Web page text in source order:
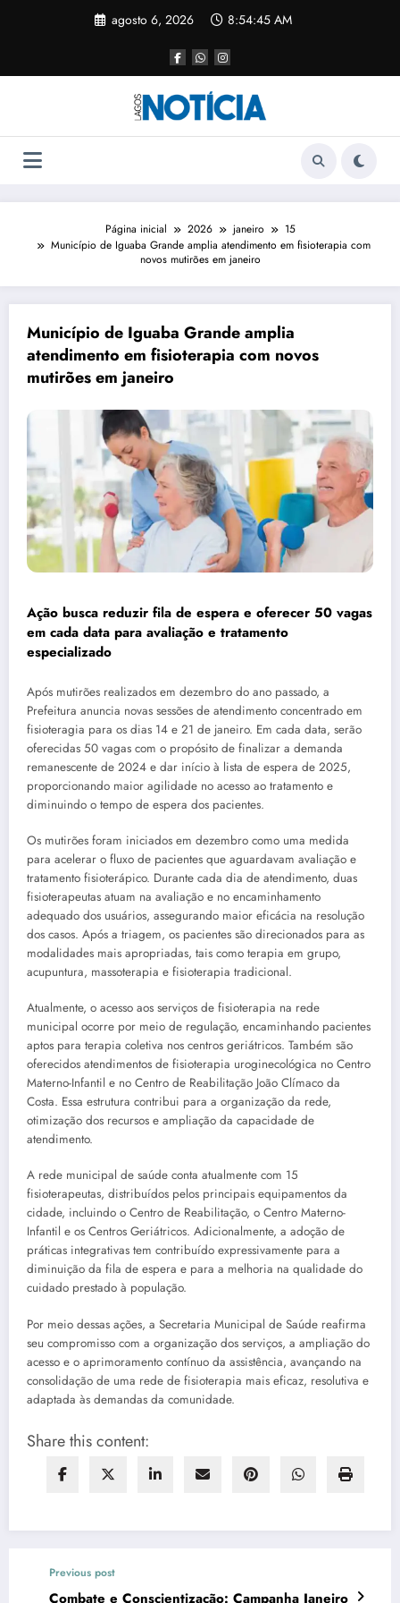
agosto 6, 2026 8:54:45 AM
Página inicial 2026 janeiro
15
Município de Iguaba Grande amplia atendimento em fisioterapia com
novos mutirões em janeiro
Município de Iguaba Grande amplia
atendimento em fisioterapia com novos
mutirões em janeiro
Ação busca reduzir fila de espera e oferecer 50 vagas
em cada data para avaliação e tratamento
especializado
Após mutirões realizados em dezembro do ano passado, a
Prefeitura anuncia novas sessões de atendimento concentrado em
fisioteragia para os dias 14 e 21 de janeiro. Em cada data, serão
oferecidas 50 vagas com o propósito de finalizar a demanda
remanescente de 2024 e dar início à lista de espera de 2025,
proporcionando maior agilidade no acesso ao tratamento e
diminuindo o tempo de espera dos pacientes.
Os mutirões foram iniciados em dezembro como uma medida
para acelerar o fluxo de pacientes que aguardavam avaliação e
tratamento fisioterápico. Durante cada dia de atendimento, duas
fisioterapeutas atuam na avaliação e no encaminhamento
adequado dos usuários, assegurando maior eficácia na resolução
dos casos. Após a triagem, os pacientes são direcionados para as
modalidades mais apropriadas, tais como terapia em grupo,
acupuntura, massoterapia e fisioterapia tradicional.
Atualmente, o acesso aos serviços de fisioterapia na rede
municipal ocorre por meio de regulação, encaminhando pacientes
aptos para terapia coletiva nos centros geriátricos. Também são
oferecidos atendimentos de fisioterapia uroginecológica no Centro
Materno-Infantil e no Centro de Reabilitação João Clímaco da
Costa. Essa estrutura contribui para a organização da rede,
otimização dos recursos e ampliação da capacidade de
atendimento.
A rede municipal de saúde conta atualmente com 15
fisioterapeutas, distribuídos pelos principais equipamentos da
cidade, incluindo o Centro de Reabilitação, o Centro Materno-
Infantil e os Centros Geriátricos. Adicionalmente, a adoção de
práticas integrativas tem contribuído expressivamente para a
diminuição da fila de espera e para a melhoria na qualidade do
cuidado prestado à população.
Por meio dessas ações, a Secretaria Municipal de Saúde reafirma
seu compromisso com a organização dos serviços, a ampliação do
acesso e o aprimoramento contínuo da assistência, avançando na
consolidação de uma rede de fisioterapia mais eficaz, resolutiva e
adaptada às demandas da comunidade.
Share this content:
Previous post
Combate e Conscientização: Campanha Janeiro